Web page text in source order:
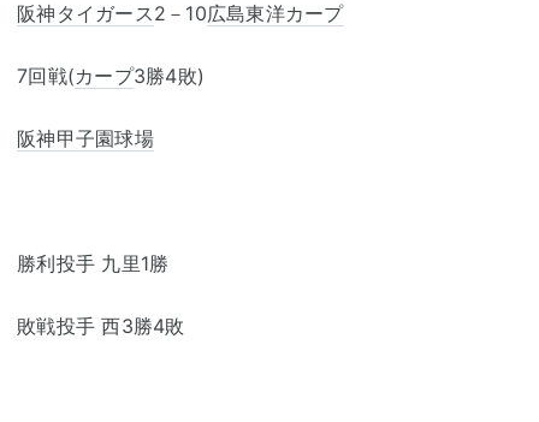
阪神タイガース2－10広島東洋カープ
7回戦(カープ3勝4敗)
阪神甲子園球場
勝利投手 九里1勝
敗戦投手 西3勝4敗